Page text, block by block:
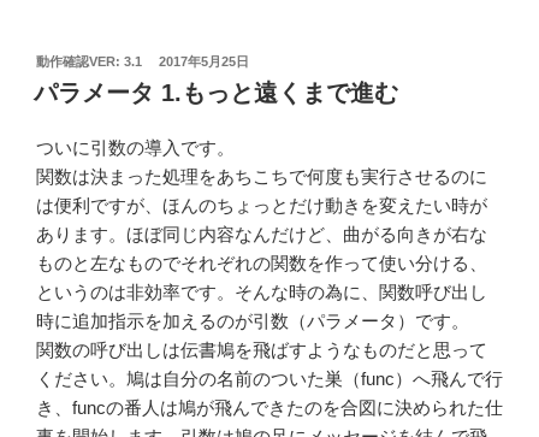
動作確認VER: 3.1
投
稿
日:
2017年5月25日
パラメータ 1.もっと遠くまで進む
ついに引数の導入です。
関数は決まった処理をあちこちで何度も実行させるのに
は便利ですが、ほんのちょっとだけ動きを変えたい時が
あります。ほぼ同じ内容なんだけど、曲がる向きが右な
ものと左なものでそれぞれの関数を作って使い分ける、
というのは非効率です。そんな時の為に、関数呼び出し
時に追加指示を加えるのが引数（パラメータ）です。
関数の呼び出しは伝書鳩を飛ばすようなものだと思って
ください。鳩は自分の名前のついた巣（func）へ飛んで行
き、funcの番人は鳩が飛んできたのを合図に決められた仕